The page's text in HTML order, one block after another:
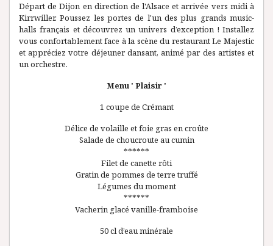
Départ de Dijon en direction de l'Alsace et arrivée vers midi à
Kirrwiller. Poussez les portes de l'un des plus grands music-
halls français et découvrez un univers d’exception ! Installez
vous confortablement face à la scène du restaurant Le Majestic
et appréciez votre déjeuner dansant, animé par des artistes et
un orchestre.
Menu ' Plaisir '
1 coupe de Crémant
Délice de volaille et foie gras en croûte
Salade de choucroute au cumin
******
Filet de canette rôti
Gratin de pommes de terre truffé
Légumes du moment
******
Vacherin glacé vanille-framboise
50 cl d’eau minérale